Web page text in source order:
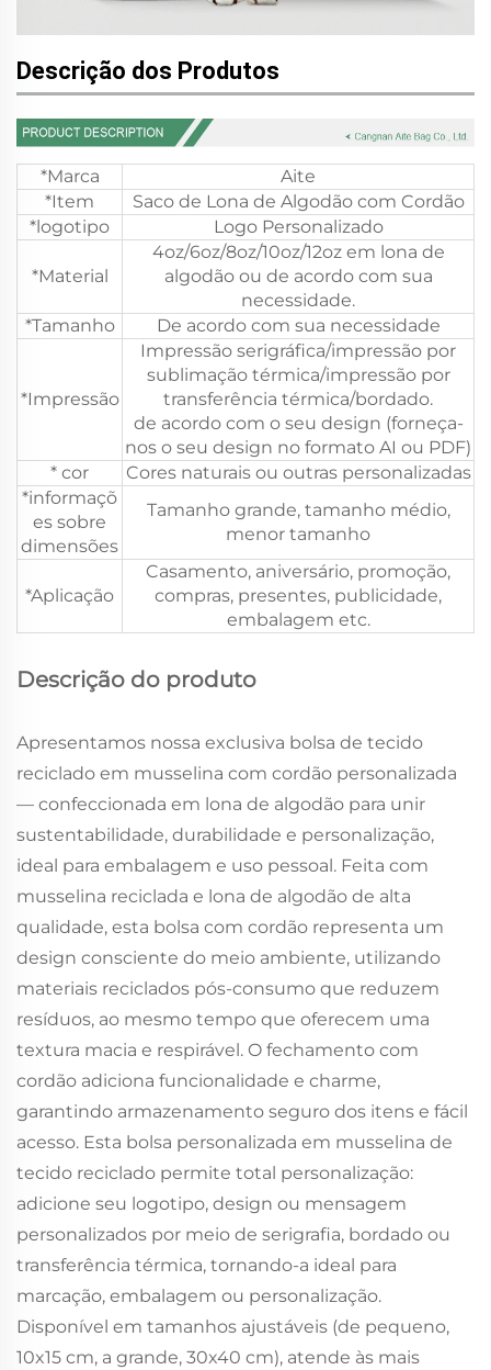
Descrição dos Produtos
*Marca
Aite
*Item
Saco de Lona de Algodão com Cordão
*logotipo
Logo Personalizado
*Material
4oz/6oz/8oz/10oz/12oz em lona de
algodão ou de acordo com sua
necessidade.
*Tamanho
De acordo com sua necessidade
*Impressão
Impressão serigráfica/impressão por
sublimação térmica/impressão por
transferência térmica/bordado.
de acordo com o seu design (forneça-
nos o seu design no formato AI ou PDF)
* cor
Cores naturais ou outras personalizadas
*informaçõ
es sobre
dimensões
Tamanho grande, tamanho médio,
menor tamanho
*Aplicação
Casamento, aniversário, promoção,
compras, presentes, publicidade,
embalagem etc.
Descrição do produto
Apresentamos nossa exclusiva bolsa de tecido
reciclado em musselina com cordão personalizada
— confeccionada em lona de algodão para unir
sustentabilidade, durabilidade e personalização,
ideal para embalagem e uso pessoal. Feita com
musselina reciclada e lona de algodão de alta
qualidade, esta bolsa com cordão representa um
design consciente do meio ambiente, utilizando
materiais reciclados pós-consumo que reduzem
resíduos, ao mesmo tempo que oferecem uma
textura macia e respirável. O fechamento com
cordão adiciona funcionalidade e charme,
garantindo armazenamento seguro dos itens e fácil
acesso. Esta bolsa personalizada em musselina de
tecido reciclado permite total personalização:
adicione seu logotipo, design ou mensagem
personalizados por meio de serigrafia, bordado ou
transferência térmica, tornando-a ideal para
marcação, embalagem ou personalização.
Disponível em tamanhos ajustáveis (de pequeno,
10x15 cm, a grande, 30x40 cm), atende às mais